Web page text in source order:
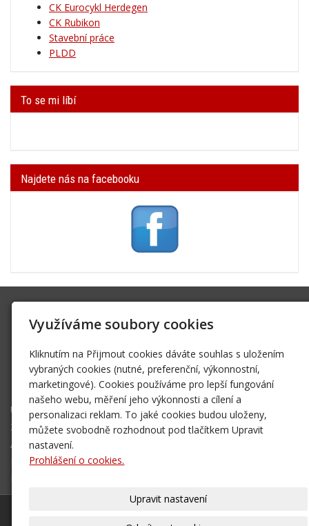
CK Eurocykl Herdegen
CK Rubikon
Stavební práce
PLDD
To se mi líbí
Najdete nás na facebooku
Na Spádu 2069/9, 40011 Ústí nad Labem
sktrifid@sktrifid.cz
606 64 64 99
475 504 457
Úvodní stránka
Ze života klubu
Archiv 2002 - 2006
Mapa destinací - NOVÉ!
Využíváme soubory cookies
Kliknutím na Přijmout cookies dáváte souhlas s uložením
vybraných cookies (nutné, preferenční, výkonnostní,
marketingové). Cookies používáme pro lepší fungování
našeho webu, měření jeho výkonnosti a cílení a
personalizaci reklam. To jaké cookies budou uloženy,
můžete svobodně rozhodnout pod tlačítkem Upravit
nastavení.
Prohlášení o cookies.
Upravit nastavení